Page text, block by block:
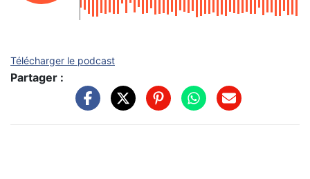
Télécharger le podcast
Partager :